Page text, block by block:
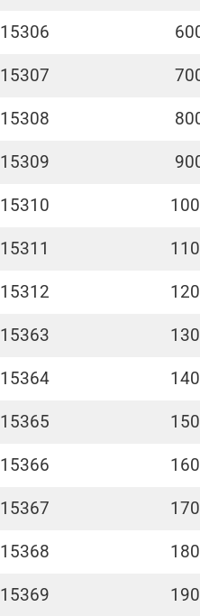
15306
15307
15308
15309
15310
15311
15312
15363
15364
15365
15366
15367
15368
15369